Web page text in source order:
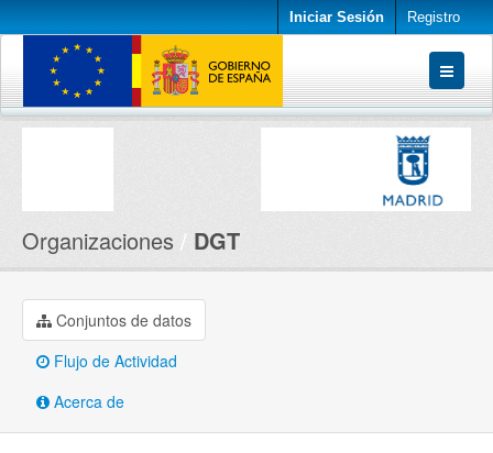
Iniciar Sesión Registro
Conjuntos de datos
Organizaciones DGT
Conjuntos de datos
Flujo de Actividad
Acerca de